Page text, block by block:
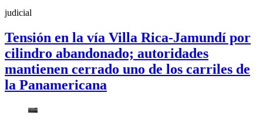
judicial
Tensión en la vía Villa Rica-Jamundí por
cilindro abandonado; autoridades
mantienen cerrado uno de los carriles de
la Panamericana